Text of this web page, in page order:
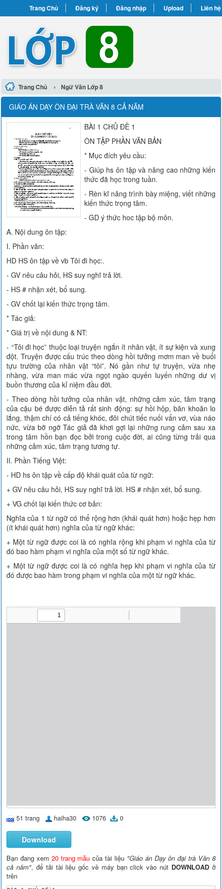
Trang Chủ Đăng ký Đăng nhập Upload Liên hệ
Trang Chủ › Ngữ Văn Lớp 8
GIÁO ÁN DẠY ÔN ĐẠI TRÀ VĂN 8 CẢ NĂM
BÀI 1 CHỦ ĐỀ 1
ÔN TẬP PHẦN VĂN BẢN
* Mục đích yêu cầu:
- Giúp hs ôn tập và nâng cao những kiến
thức đã học trong tuần.
- Rèn kĩ năng trình bày miệng, viết những
kiến thức trọng tâm.
- GD ý thức hoc tập bộ môn.
A. Nội dung ôn tập:
I. Phần văn:
HD HS ôn tập về vb Tôi đi học:.
- GV nêu câu hỏi, HS suy nghĩ trả lời.
- HS # nhận xét, bổ sung.
- GV chốt lại kiến thức trọng tâm.
* Tác giả:
* Giá trị về nội dung & NT:
- “Tôi đi học” thuộc loại truyện ngắn ít nhân vật, ít sự kiện và xung
đột. Truyện được cấu trúc theo dòng hồi tưởng mơm man về buổi
tựu trường của nhân vật “tôi”. Nó gần như tự truyện, vừa nhẹ
nhàng, vừa man mác vừa ngọt ngào quyến luyến những dư vị
buồn thương của kỉ niệm đầu đời.
- Theo dòng hồi tưởng của nhân vật, những cảm xúc, tâm trạng
của cậu bé được diễn tả rất sinh động: sự hồi hộp, băn khoăn lo
lắng, thậm chí có cả tiếng khóc, đôi chút tiếc nuối vẩn vơ, vùa náo
nức, vừa bỡ ngỡ Tác giả đã khơi gợi lại những rung cảm sau xa
trong tâm hồn bạn đọc bởi trong cuộc đời, ai cũng từng trải qua
những cảm xúc, tâm trạng tương tự.
II. Phần Tiếng Việt:
- HD hs ôn tập về cấp độ khái quát của từ ngữ:
+ GV nêu câu hỏi, HS suy nghĩ trả lời. HS # nhận xét, bổ sung.
+ VG chốt lại kiến thức cơ bản:
Nghĩa của 1 từ ngữ có thể rộng hơn (khái quát hơn) hoặc hẹp hơn
(ít khái quát hơn) nghĩa của từ ngữ khác:
+ Một từ ngữ được coi là có nghĩa rộng khi phạm vi nghĩa của từ
đó bao hàm phạm vi nghĩa của một số từ ngữ khác.
+ Một từ ngữ được coi là có nghĩa hẹp khi phạm vi nghĩa của từ
đó được bao hàm trong phạm vi nghĩa của một từ ngữ khác.
51 trang haiha30 1076 0
Download
Bạn đang xem 20 trang mẫu của tài liệu "Giáo án Dạy ôn đại trà Văn 8
cả năm", để tải tài liệu gốc về máy bạn click vào nút DOWNLOADở
trên